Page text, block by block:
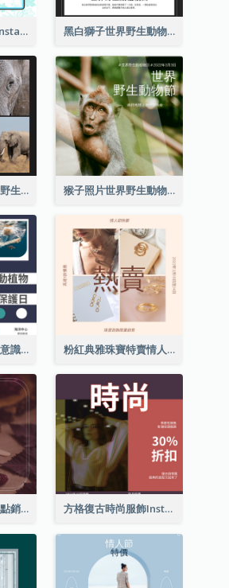
2色系復活節快樂Instagram帖子 黑白獅子世界野生動物日Instagram帖子
大象照片網格世界野生動物日Instagram帖子 猴子照片世界野生動物日Instagram帖子
海洋生態系統保護意識Instagram帖子 粉紅典雅珠寶特賣情人節Instagram帖子
紫色冰淇淋照片甜點銷售Instagram帖子 方格復古時尚服飾Instagram帖子